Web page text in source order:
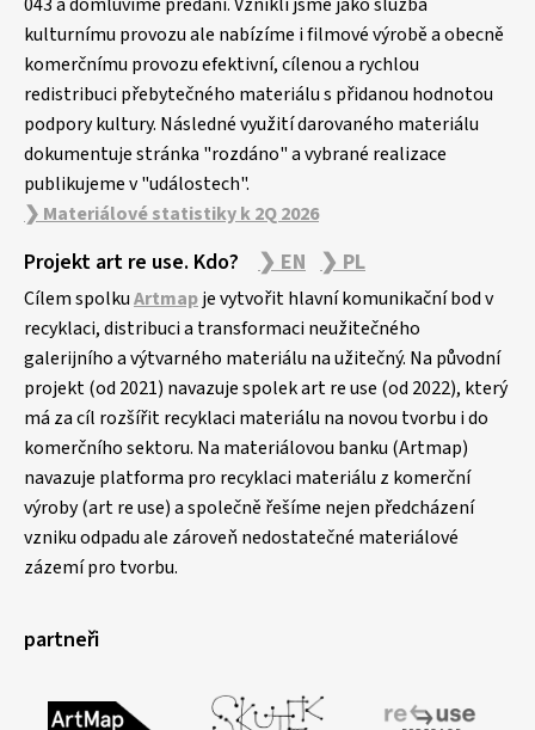
043 a domluvíme předání. Vznikli jsme jako služba
kulturnímu provozu ale nabízíme i filmové výrobě a obecně
komerčnímu provozu efektivní, cílenou a rychlou
redistribuci přebytečného materiálu s přidanou hodnotou
podpory kultury. Následné využití darovaného materiálu
dokumentuje stránka "rozdáno" a vybrané realizace
publikujeme v "událostech".
❯ Materiálové statistiky k 2Q 2026
Projekt art re use. Kdo? ❯ EN ❯ PL
Cílem spolkuArtmapje vytvořit hlavní komunikační bod v
recyklaci, distribuci a transformaci neužitečného
galerijního a výtvarného materiálu na užitečný. Na původní
projekt (od 2021) navazuje spolek art re use (od 2022), který
má za cíl rozšířit recyklaci materiálu na novou tvorbu i do
komerčního sektoru. Na materiálovou banku (Artmap)
navazuje platforma pro recyklaci materiálu z komerční
výroby (art re use) a společně řešíme nejen předcházení
vzniku odpadu ale zároveň nedostatečné materiálové
zázemí pro tvorbu.
partneři